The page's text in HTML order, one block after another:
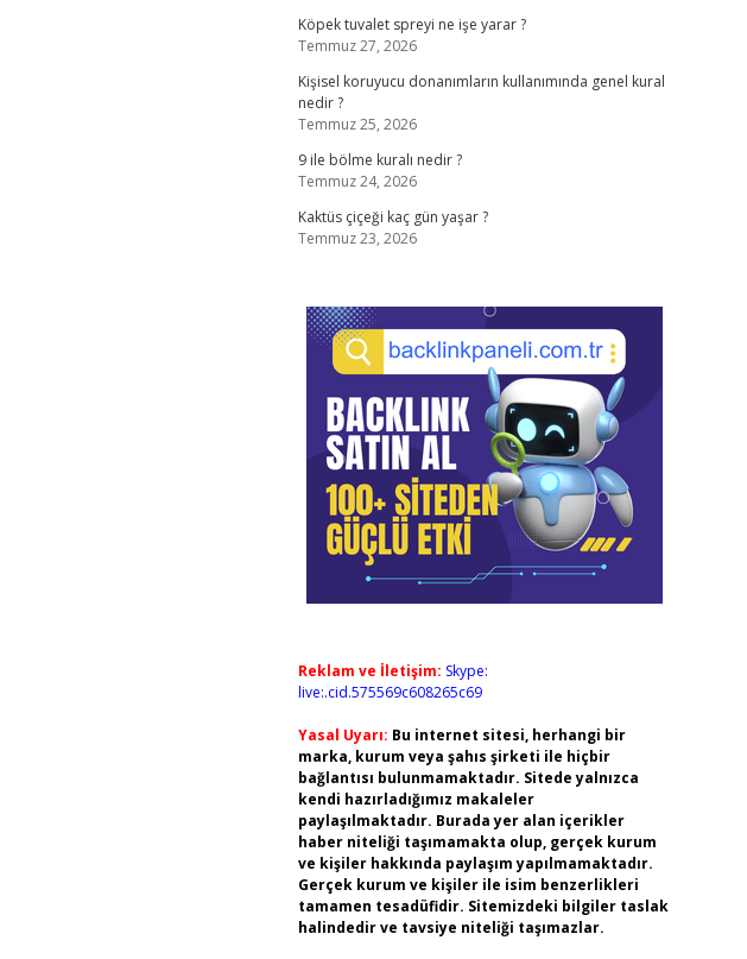
Köpek tuvalet spreyi ne işe yarar ?
Temmuz 27, 2026
Kişisel koruyucu donanımların kullanımında genel kural
nedir ?
Temmuz 25, 2026
9 ile bölme kuralı nedir ?
Temmuz 24, 2026
Kaktüs çiçeği kaç gün yaşar ?
Temmuz 23, 2026
Reklam ve İletişim: Skype:
live:.cid.575569c608265c69
Yasal Uyarı: Bu internet sitesi, herhangi bir
marka, kurum veya şahıs şirketi ile hiçbir
bağlantısı bulunmamaktadır. Sitede yalnızca
kendi hazırladığımız makaleler
paylaşılmaktadır. Burada yer alan içerikler
haber niteliği taşımamakta olup, gerçek kurum
ve kişiler hakkında paylaşım yapılmamaktadır.
Gerçek kurum ve kişiler ile isim benzerlikleri
tamamen tesadüfidir. Sitemizdeki bilgiler taslak
halindedir ve tavsiye niteliği taşımazlar.